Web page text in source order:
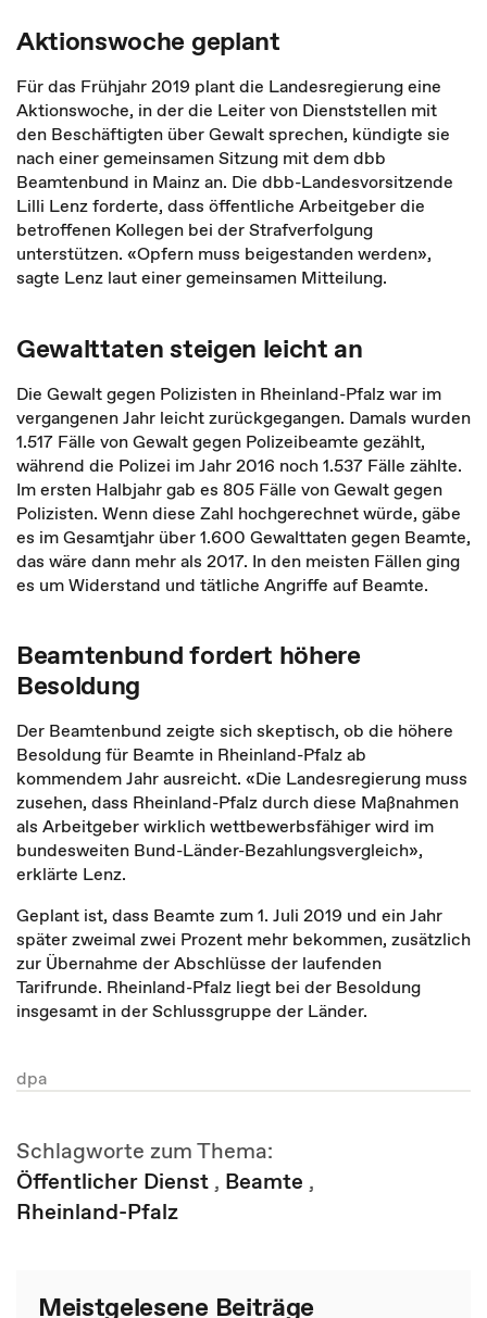
Aktionswoche geplant
Für das Frühjahr 2019 plant die Landesregierung eine
Aktionswoche, in der die Leiter von Dienststellen mit
den Beschäftigten über Gewalt sprechen, kündigte sie
nach einer gemeinsamen Sitzung mit dem dbb
Beamtenbund in Mainz an. Die dbb-Landesvorsitzende
Lilli Lenz forderte, dass öffentliche Arbeitgeber die
betroffenen Kollegen bei der Strafverfolgung
unterstützen. «Opfern muss beigestanden werden»,
sagte Lenz laut einer gemeinsamen Mitteilung.
Gewalttaten steigen leicht an
Die Gewalt gegen Polizisten in Rheinland-Pfalz war im
vergangenen Jahr leicht zurückgegangen. Damals wurden
1.517 Fälle von Gewalt gegen Polizeibeamte gezählt,
während die Polizei im Jahr 2016 noch 1.537 Fälle zählte.
Im ersten Halbjahr gab es 805 Fälle von Gewalt gegen
Polizisten. Wenn diese Zahl hochgerechnet würde, gäbe
es im Gesamtjahr über 1.600 Gewalttaten gegen Beamte,
das wäre dann mehr als 2017. In den meisten Fällen ging
es um Widerstand und tätliche Angriffe auf Beamte.
Beamtenbund fordert höhere
Besoldung
Der Beamtenbund zeigte sich skeptisch, ob die höhere
Besoldung für Beamte in Rheinland-Pfalz ab
kommendem Jahr ausreicht. «Die Landesregierung muss
zusehen, dass Rheinland-Pfalz durch diese Maßnahmen
als Arbeitgeber wirklich wettbewerbsfähiger wird im
bundesweiten Bund-Länder-Bezahlungsvergleich»,
erklärte Lenz.
Geplant ist, dass Beamte zum 1. Juli 2019 und ein Jahr
später zweimal zwei Prozent mehr bekommen, zusätzlich
zur Übernahme der Abschlüsse der laufenden
Tarifrunde. Rheinland-Pfalz liegt bei der Besoldung
insgesamt in der Schlussgruppe der Länder.
dpa
Schlagworte zum Thema:
Öffentlicher Dienst , Beamte ,
Rheinland-Pfalz
Meistgelesene Beiträge